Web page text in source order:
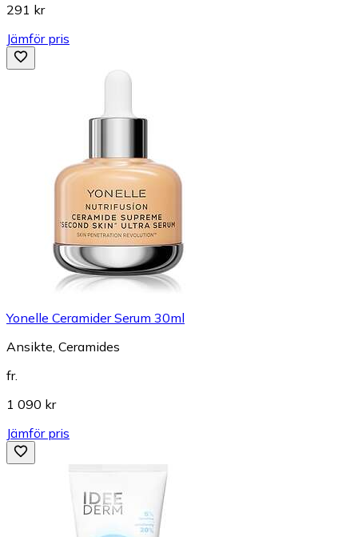
291 kr
Jämför pris
Yonelle Ceramider Serum 30ml
Ansikte, Ceramides
fr.
1 090 kr
Jämför pris